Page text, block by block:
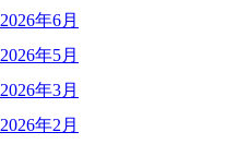
2026年6月
2026年5月
2026年3月
2026年2月